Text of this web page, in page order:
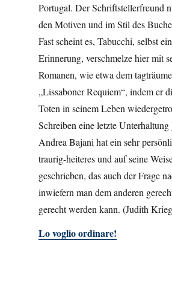
Portugal. Der Schriftstellerfreund
den Motiven und im Stil des
Fast scheint es, Tabucchi, selbst
Erinnerung, verschmelze hier mit
Romanen, wie etwa dem
„Lissaboner Requiem“, indem er
Toten in seinem Leben
Schreiben eine letzte Unterhaltung
Andrea Bajani hat ein sehr
traurig-heiteres und auf seine
geschrieben, das auch der Frage
inwiefern man dem anderen
gerecht werden kann. (Judith
Lo voglio ordinare!